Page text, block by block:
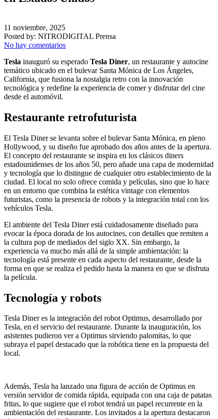
11 noviembre, 2025
Posted by: NITRODIGITAL Prensa
No hay comentarios
Tesla inauguró su esperado Tesla Diner, un restaurante y autocine
temático ubicado en el bulevar Santa Mónica de Los Ángeles,
California, que fusiona la nostalgia retro con la innovación
tecnológica y redefine la experiencia de comer y disfrutar del cine
desde el automóvil.
Restaurante retrofuturista
El Tesla Diner se levanta sobre el bulevar Santa Mónica, en pleno
Hollywood, y su diseño fue aprobado dos años antes de la apertura.
El concepto del restaurante se inspira en los clásicos diners
estadounidenses de los años 50, pero añade una capa de modernidad
y tecnología que lo distingue de cualquier otro establecimiento de la
ciudad. El local no solo ofrece comida y películas, sino que lo hace
en un entorno que combina la estética vintage con elementos
futuristas, como la presencia de robots y la integración total con los
vehículos Tesla.
El ambiente del Tesla Diner está cuidadosamente diseñado para
evocar la época dorada de los autocines, con detalles que remiten a
la cultura pop de mediados del siglo XX. Sin embargo, la
experiencia va mucho más allá de la simple ambientación: la
tecnología está presente en cada aspecto del restaurante, desde la
forma en que se realiza el pedido hasta la manera en que se disfruta
la película.
Tecnología y robots
Tesla Diner es la integración del robot Optimus, desarrollado por
Tesla, en el servicio del restaurante. Durante la inauguración, los
asistentes pudieron ver a Optimus sirviendo palomitas, lo que
subraya el papel destacado que la robótica tiene en la propuesta del
local.
Además, Tesla ha lanzado una figura de acción de Optimus en
versión servidor de comida rápida, equipada con una caja de patatas
fritas, lo que sugiere que el robot tendrá un papel recurrente en la
ambientación del restaurante. Los invitados a la apertura destacaron